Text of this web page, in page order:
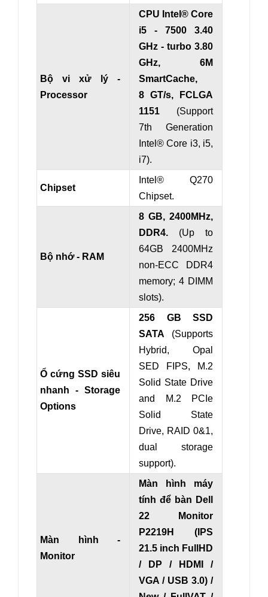
Bộ vi xử lý -
Processor
CPU Intel® Core
i5 - 7500 3.40
GHz - turbo 3.80
GHz, 6M
SmartCache,
8 GT/s, FCLGA
1151 (Support
7th Generation
Intel® Core i3, i5,
i7).
Chipset
Intel® Q270
Chipset.
Bộ nhớ - RAM
8 GB, 2400MHz,
DDR4. (Up to
64GB 2400MHz
non-ECC DDR4
memory; 4 DIMM
slots).
Ổ cứng SSD siêu
nhanh - Storage
Options
256 GB SSD
SATA (Supports
Hybrid, Opal
SED FIPS, M.2
Solid State Drive
and M.2 PCIe
Solid State
Drive, RAID 0&1,
dual storage
support).
Màn hình -
Monitor
Màn hình máy
tính để bàn Dell
22 Monitor
P2219H (IPS
21.5 inch FullHD
/ DP / HDMI /
VGA / USB 3.0) /